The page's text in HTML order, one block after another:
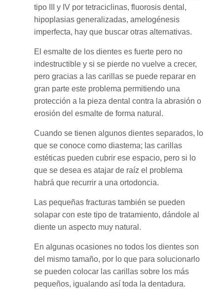
tipo III y IV por tetraciclinas, fluorosis dental,
hipoplasias generalizadas, amelogénesis
imperfecta, hay que buscar otras alternativas.
El esmalte de los dientes es fuerte pero no
indestructible y si se pierde no vuelve a crecer,
pero gracias a las carillas se puede reparar en
gran parte este problema permitiendo una
protección a la pieza dental contra la abrasión o
erosión del esmalte de forma natural.
Cuando se tienen algunos dientes separados, lo
que se conoce como diastema; las carillas
estéticas pueden cubrir ese espacio, pero si lo
que se desea es atajar de raíz el problema
habrá que recurrir a una ortodoncia.
Las pequeñas fracturas también se pueden
solapar con este tipo de tratamiento, dándole al
diente un aspecto muy natural.
En algunas ocasiones no todos los dientes son
del mismo tamaño, por lo que para solucionarlo
se pueden colocar las carillas sobre los más
pequeños, igualando así toda la dentadura.